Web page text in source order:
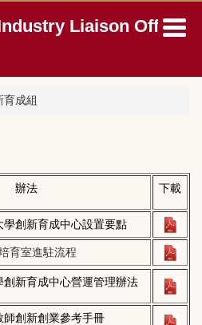
Liaison Office
育成組
辦法 下載
學創新育成中心設置要點
育室進駐流程
創新育成中心營運管理辦法
師創新創業參考手冊